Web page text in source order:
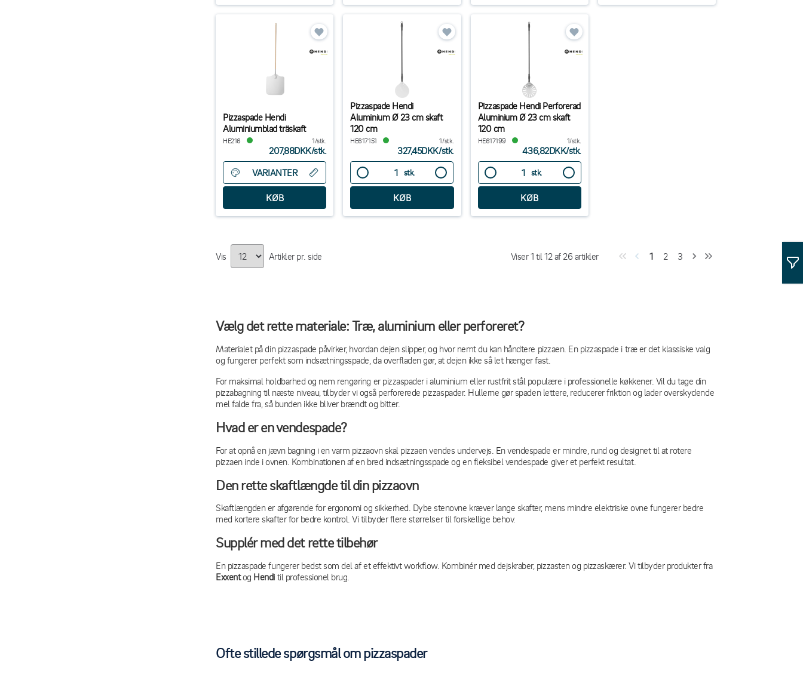
Pizzaspade Hendi
Aluminiumblad träskaft
HE216 1/stk.
207,88DKK/stk.
VARIANTER
Pizzaspade Hendi
Aluminium Ø 23 cm skaft
120 cm
HE617151 1/stk.
327,45DKK/stk.
stk.
Pizzaspade Hendi Perforerad
Aluminium Ø 23 cm skaft
120 cm
HE617199 1/stk.
436,82DKK/stk.
stk.
Vis Artikler pr. side Viser1 til12af 26 artikler 1 2 3
Vælg det rette materiale: Træ, aluminium eller perforeret?
Materialet på din pizzaspade påvirker, hvordan dejen slipper, og hvor nemt du kan håndtere pizzaen. En pizzaspade i træ er det klassiske valg
og fungerer perfekt som indsætningsspade, da overfladen gør, at dejen ikke så let hænger fast.
For maksimal holdbarhed og nem rengøring er pizzaspader i aluminium eller rustfrit stål populære i professionelle køkkener. Vil du tage din
pizzabagning til næste niveau, tilbyder vi også perforerede pizzaspader. Hullerne gør spaden lettere, reducerer friktion og lader overskydende
mel falde fra, så bunden ikke bliver brændt og bitter.
Hvad er en vendespade?
For at opnå en jævn bagning i en varm pizzaovn skal pizzaen vendes undervejs. En vendespade er mindre, rund og designet til at rotere
pizzaen inde i ovnen. Kombinationen af en bred indsætningsspade og en fleksibel vendespade giver et perfekt resultat.
Den rette skaftlængde til din pizzaovn
Skaftlængden er afgørende for ergonomi og sikkerhed. Dybe stenovne kræver lange skafter, mens mindre elektriske ovne fungerer bedre
med kortere skafter for bedre kontrol. Vi tilbyder flere størrelser til forskellige behov.
Supplér med det rette tilbehør
En pizzaspade fungerer bedst som del af et effektivt workflow. Kombinér med dejskraber, pizzasten og pizzaskærer. Vi tilbyder produkter fra
Exxentog Hendi til professionel brug.
Ofte stillede spørgsmål om pizzaspader